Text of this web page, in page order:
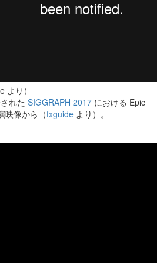
り）
れた SIGGRAPH 2017 における Epic
映像から（fxguide より）。